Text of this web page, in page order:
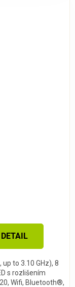
DETAIL
to 3.10 GHz), 8
s rozlišením
Wifi, Bluetooth®,